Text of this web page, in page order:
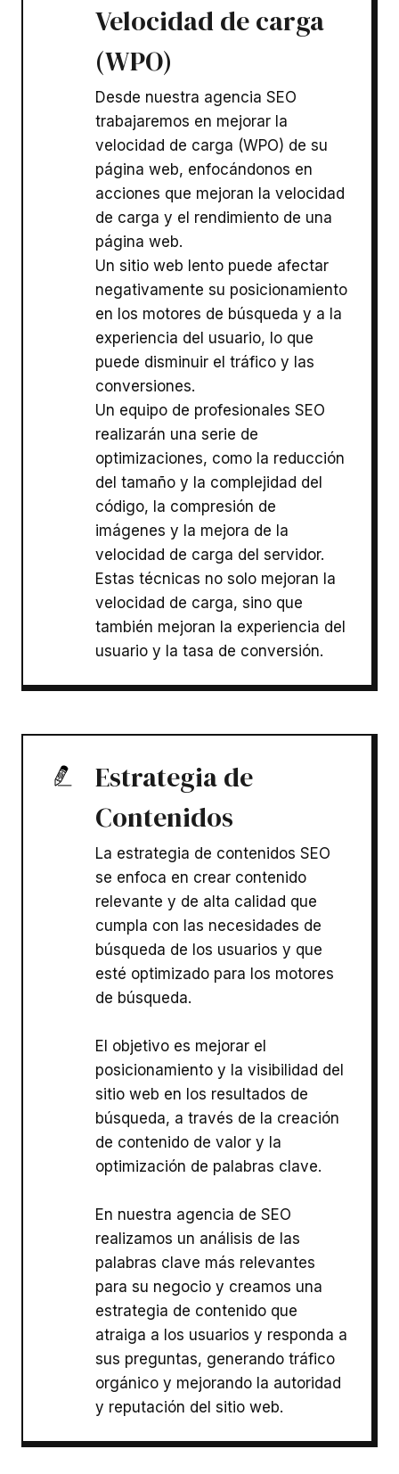
Velocidad de carga
(WPO)
Desde nuestra agencia SEO
trabajaremos en mejorar la
velocidad de carga (WPO) de su
página web, enfocándonos en
acciones que mejoran la velocidad
de carga y el rendimiento de una
página web.
Un sitio web lento puede afectar
negativamente su posicionamiento
en los motores de búsqueda y a la
experiencia del usuario, lo que
puede disminuir el tráfico y las
conversiones.
Un equipo de profesionales SEO
realizarán una serie de
optimizaciones, como la reducción
del tamaño y la complejidad del
código, la compresión de
imágenes y la mejora de la
velocidad de carga del servidor.
Estas técnicas no solo mejoran la
velocidad de carga, sino que
también mejoran la experiencia del
usuario y la tasa de conversión.
Estrategia de
Contenidos
La estrategia de contenidos SEO
se enfoca en crear contenido
relevante y de alta calidad que
cumpla con las necesidades de
búsqueda de los usuarios y que
esté optimizado para los motores
de búsqueda.
El objetivo es mejorar el
posicionamiento y la visibilidad del
sitio web en los resultados de
búsqueda, a través de la creación
de contenido de valor y la
optimización de palabras clave.
En nuestra agencia de SEO
realizamos un análisis de las
palabras clave más relevantes
para su negocio y creamos una
estrategia de contenido que
atraiga a los usuarios y responda a
sus preguntas, generando tráfico
orgánico y mejorando la autoridad
y reputación del sitio web.